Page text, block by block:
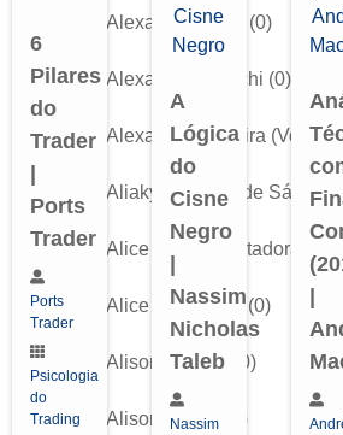
Alexander Elder (0)
Alexandre Bianchi (0)
Alexandre Ferreira
Aliakyn Pereira de Sá 0)
Alice Porto (Contadora da
Alice Schroeder(0)
Alison Correia 0)
Alison Trader )
6
Pilares
do
Trader
|
Ports
Trader
Ports
Trader
Psicologia
do
Trading
A
Lógica
do
Cisne
Negro
|
Nassim
Nicholas
Taleb
Nassim
|